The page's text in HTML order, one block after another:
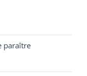
paraître